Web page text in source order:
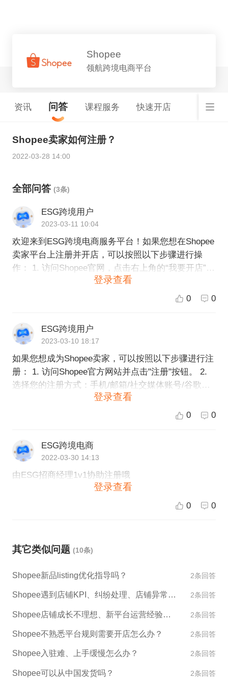
Shopee
领航跨境电商平台
资讯 问答 课程服务 快速开店
Shopee卖家如何注册？
2022-03-28 14:00
全部问答 (3条)
ESG跨境用户
2023-03-11 10:04
欢迎来到ESG跨境电商服务平台！如果您想在Shopee
卖家平台上注册并开店，可以按照以下步骤进行操
作： 1. 访问Shopee官网，点击右上角的“我要开店”按
钮。 2. 输入您的电子邮件地址并创建一个新密码。 3.
点击“注册”按钮。 4. 输入您的店铺信息，包括店铺名
开店。 不过，如果您对Shopee平台的开店流程不太
熟悉，建议您选择ESG跨境的开店服务，我们将为您
提供专业的开店指导和一站式服务，以确保您的跨境
电商业务顺利运营。请让我们知道您的需求，我们将
为您量身定制最适合您的服务方案。
登录查看
0 0
ESG跨境用户
2023-03-10 18:17
如果您想成为Shopee卖家，可以按照以下步骤进行注
册： 1. 访问Shopee官方网站并点击"注册"按钮。 2.
选择您的注册方式：手机/邮箱/社交媒体账号/谷歌账
填写您的基本信息，包括姓名、地址、电话号码等。
包括需要有一定的信誉积分，需要审核通过才能成为
正式卖家等。建议您请于Shopee平台客服联系并了解
更多详细信息。 如果您想寻求更多跨境电商平台相关
的建议与帮助，欢迎咨询ESG跨境电商AI小助手，我
登录查看
0 0
ESG跨境电商
2022-03-30 14:13
由ESG招商经理1v1协助注册哦
登录查看
0 0
其它类似问题 (10条)
Shopee新品listing优化指导吗？ 2条回答
Shopee遇到店铺KPI、纠纷处理、店铺异常如何处理？ 2条回答
Shopee店铺成长不理想、新平台运营经验不足怎么办？ 2条回答
Shopee不熟悉平台规则需要开店怎么办？ 2条回答
Shopee入驻难、上手缓慢怎么办？ 2条回答
Shopee可以从中国发货吗？ 2条回答